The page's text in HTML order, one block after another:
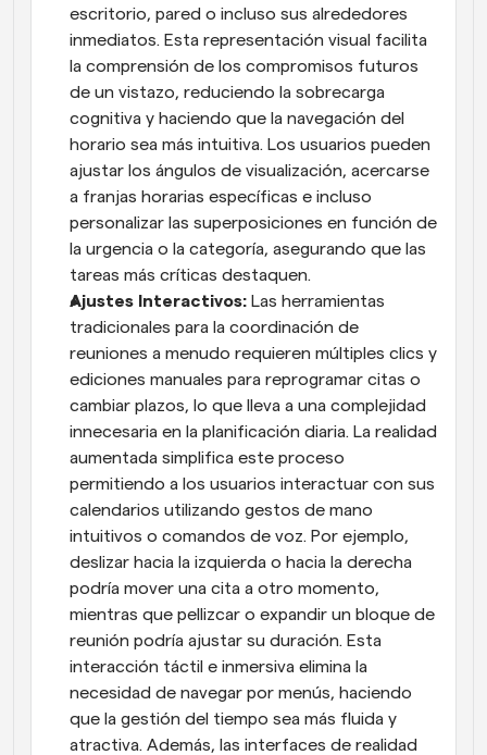
escritorio, pared o incluso sus alrededores
inmediatos. Esta representación visual facilita
la comprensión de los compromisos futuros
de un vistazo, reduciendo la sobrecarga
cognitiva y haciendo que la navegación del
horario sea más intuitiva. Los usuarios pueden
ajustar los ángulos de visualización, acercarse
a franjas horarias específicas e incluso
personalizar las superposiciones en función de
la urgencia o la categoría, asegurando que las
tareas más críticas destaquen.
Ajustes Interactivos: Las herramientas
tradicionales para la coordinación de
reuniones a menudo requieren múltiples clics y
ediciones manuales para reprogramar citas o
cambiar plazos, lo que lleva a una complejidad
innecesaria en la planificación diaria. La realidad
aumentada simplifica este proceso
permitiendo a los usuarios interactuar con sus
calendarios utilizando gestos de mano
intuitivos o comandos de voz. Por ejemplo,
deslizar hacia la izquierda o hacia la derecha
podría mover una cita a otro momento,
mientras que pellizcar o expandir un bloque de
reunión podría ajustar su duración. Esta
interacción táctil e inmersiva elimina la
necesidad de navegar por menús, haciendo
que la gestión del tiempo sea más fluida y
atractiva. Además, las interfaces de realidad